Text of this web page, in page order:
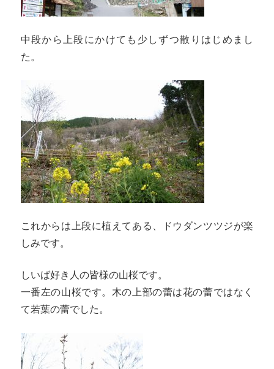
中段から上段にかけても少しずつ散りはじめまし
た。
これからは上段に植えてある、ドウダンツツジが楽
しみです。
しいば好き人の皆様の山桜です。
一番左の山桜です。木の上部の蕾は花の蕾ではなく
て若葉の蕾でした。